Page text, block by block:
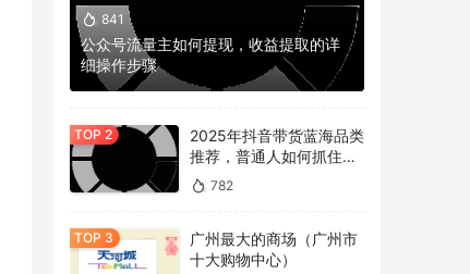
841
公众号流量主如何提现，收益提取的详
细操作步骤
2025年抖音带货蓝海品类
推荐，普通人如何抓住冷
门机会？
782
广州最大的商场（广州市
十大购物中心）